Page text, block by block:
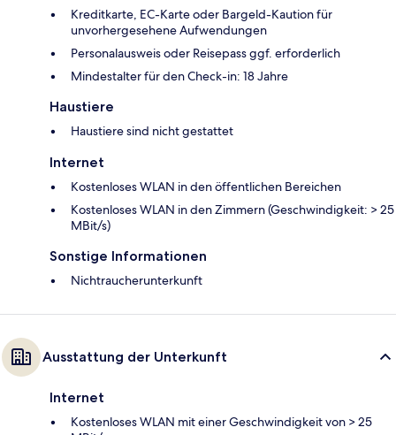
Kreditkarte, EC-Karte oder Bargeld-Kaution für
unvorhergesehene Aufwendungen
Personalausweis oder Reisepass ggf. erforderlich
Mindestalter für den Check-in: 18 Jahre
Haustiere
Haustiere sind nicht gestattet
Internet
Kostenloses WLAN in den öffentlichen Bereichen
Kostenloses WLAN in den Zimmern (Geschwindigkeit: > 25
MBit/s)
Sonstige Informationen
Nichtraucherunterkunft
Ausstattung der Unterkunft
Internet
Kostenloses WLAN mit einer Geschwindigkeit von > 25